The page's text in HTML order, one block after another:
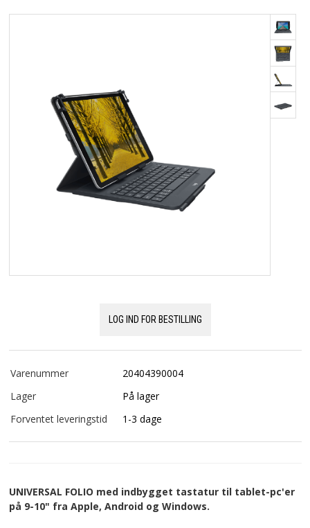
FORRETNINGSBETINGELSER
LOG IND
APPLE FOR BUSINESS
LOG IND FOR BESTILLING
Varenummer
20404390004
Lager
På lager
Forventet leveringstid
1-3 dage
UNIVERSAL FOLIO med indbygget tastatur til tablet-pc'er
på 9-10" fra Apple, Android og Windows.